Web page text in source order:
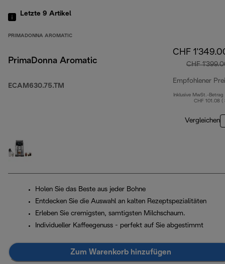
Letzte 9 Artikel
PRIMADONNA AROMATIC
PrimaDonna Aromatic
ECAM630.75.TM
CHF
CHF
Empfohlener
Inklusive MwSt.-Betrag
CHF 101.08 (
Vergleichen
Holen Sie das Beste aus jeder Bohne
Entdecken Sie die Auswahl an kalten Rezeptspezialitäten
Erleben Sie cremigsten, samtigsten Milchschaum.
Individueller Kaffeegenuss - perfekt auf Sie abgestimmt
Zum Warenkorb hinzufügen